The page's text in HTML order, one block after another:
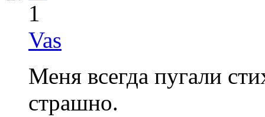
1
Vas
Меня всегда пугали
страшно.